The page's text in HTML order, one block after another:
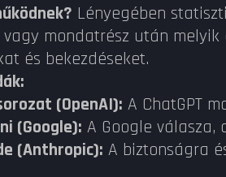
Lényegében
mondatrész után
és bekezdéseket.
(OpenAI): A ChatGPT
(Google): A Google válasza,
(Anthropic): A biztonságra